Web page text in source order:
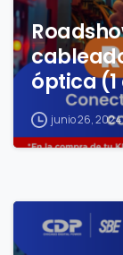
óptica
junio 26, 2024